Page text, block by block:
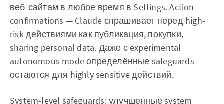
веб-сайтам в любое время в Settings. Action
confirmations — Claude спрашивает перед high-
risk действиями как публикация, покупки,
sharing personal data. Даже с experimental
autonomous mode определённые safeguards
остаются для highly sensitive действий.
System-level safeguards: улучшенные system